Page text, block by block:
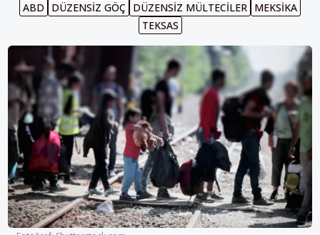
ABD DÜZENSIZ GÖÇ DÜZENSIZ MÜLTECILER MEKSIKA
TEKSAS